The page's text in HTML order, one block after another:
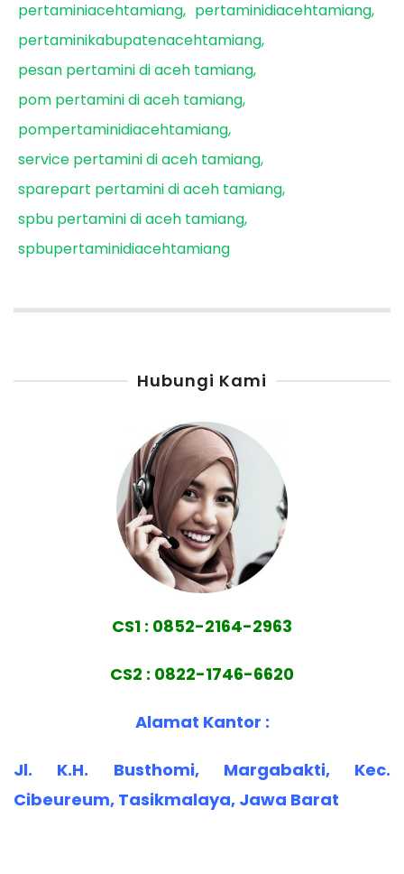
pertaminiacehtamiang
pertaminidiacehtamiang
pertaminikabupatenacehtamiang
pesan pertamini di aceh tamiang
pom pertamini di aceh tamiang
pompertaminidiacehtamiang
service pertamini di aceh tamiang
sparepart pertamini di aceh tamiang
spbu pertamini di aceh tamiang
spbupertaminidiacehtamiang
Hubungi Kami
CS1 : 0852-2164-2963
CS2 : 0822-1746-6620
Alamat Kantor :
Jl. K.H. Busthomi, Margabakti, Kec.
Cibeureum, Tasikmalaya, Jawa Barat